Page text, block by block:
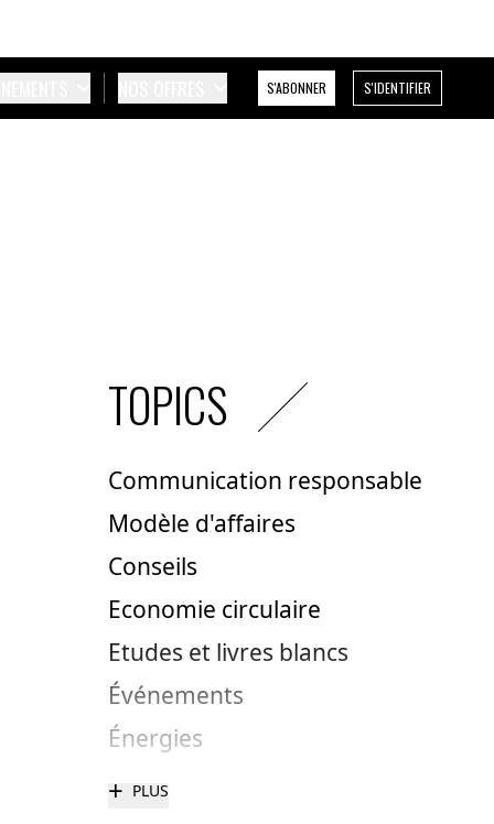
S'ABONNER S'IDENTIFIER
TOPICS
Communication responsable
Modèle d'affaires
Conseils
Economie circulaire
Etudes et livres blancs
Événements
Énergies
+ PLUS